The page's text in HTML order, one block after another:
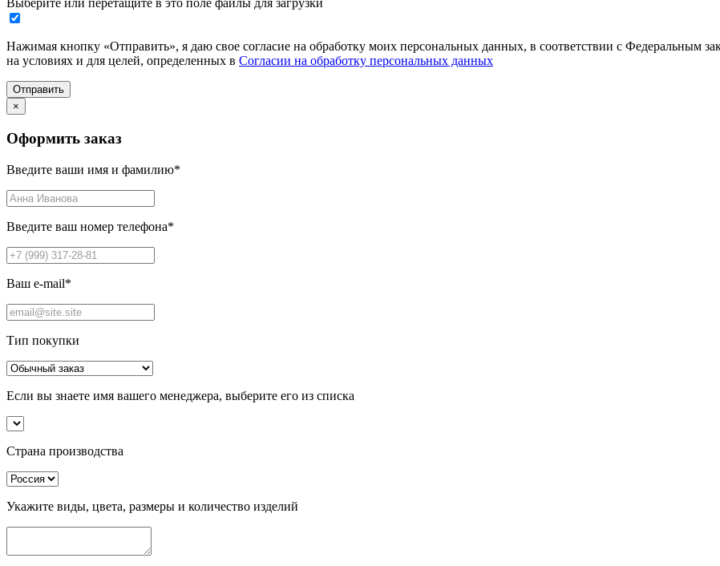
Выберите или перетащите в это поле файлы для загрузки
Нажимая кнопку «Отправить», я даю свое согласие на обработку моих персональных данных, в соответствии с Федеральным
на условиях и для целей, определенных в Согласии на обработку персональных данных
Отправить
×
Оформить заказ
Введите ваши имя и фамилию*
Введите ваш номер телефона*
Ваш e-mail*
Тип покупки
Если вы знаете имя вашего менеджера, выберите его из списка
Страна производства
Укажите виды, цвета, размеры и количество изделий